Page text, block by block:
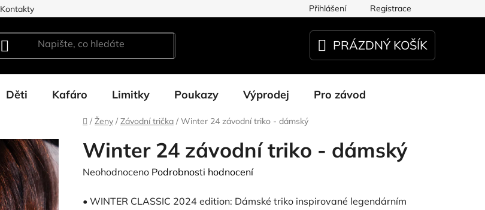
Kontakty Přihlášení Registrace
NÁKUPNÍ
KOŠÍK
PRÁZDNÝ KOŠÍK
Děti Kafáro Limitky Poukazy Výprodej Pro závod
Domů
/ Ženy / Závodní trička / Winter 24 závodní triko - dámský
Winter 24 závodní triko - dámský
Průměrné
produktu
Neohodnoceno Podrobnosti hodnocení
• WINTER CLASSIC 2024 edition: Dámské triko inspirované legendárním